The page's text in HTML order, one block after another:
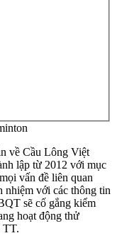
về Cầu Lông Việt
lập từ 2012 với mục
vấn đề liên quan
nhiệm với các thông tin
sẽ cố gắng kiểm
hoạt động thử
TT.